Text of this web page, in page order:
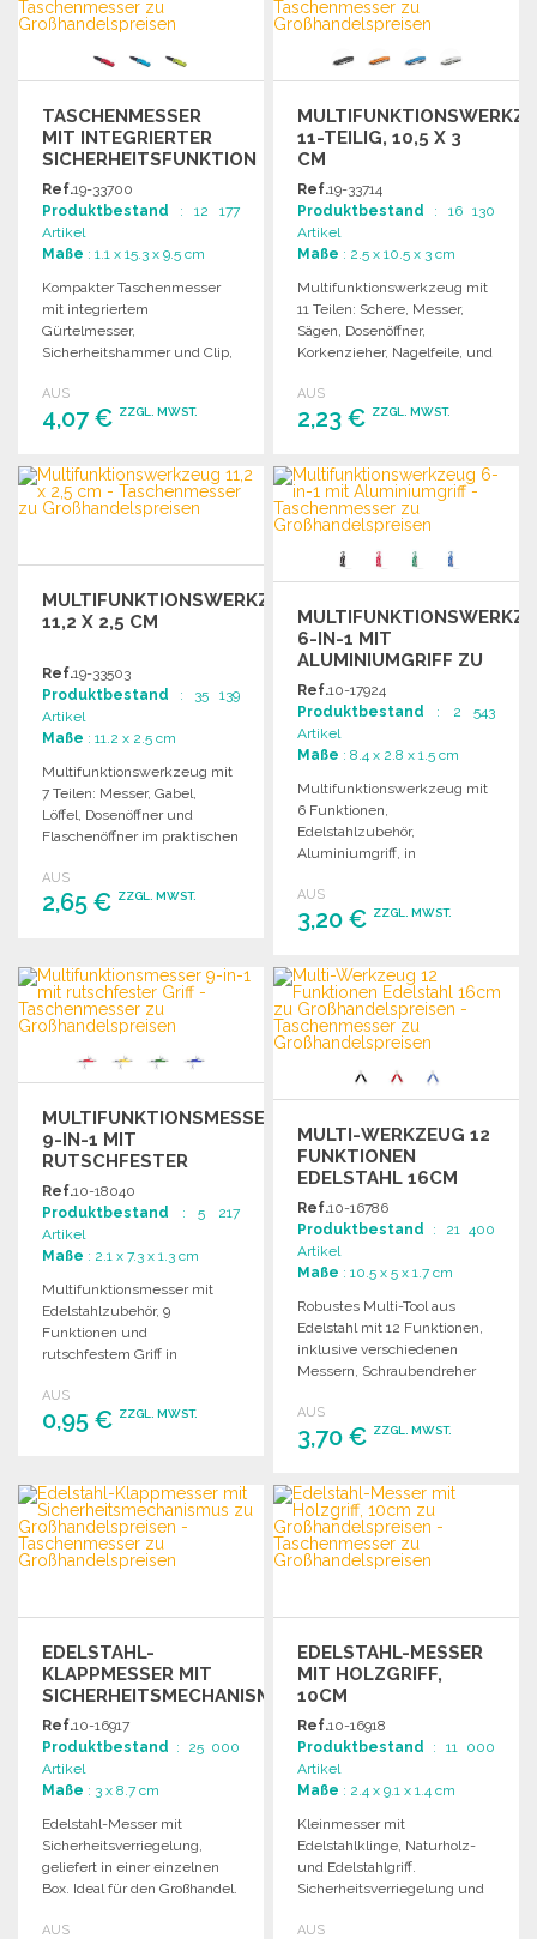
TASCHENMESSER
MIT INTEGRIERTER
SICHERHEITSFUNKTION
15,3 CM
Ref.19-33700
Produktbestand : 12 177
Artikel
Maße : 1.1 x 15.3 x 9.5 cm
Kompakter Taschenmesser
mit integriertem
Gürtelmesser,
Sicherheitshammer und Clip,
Geschenkbox. Maße: 15,3 x 9,5
x 1,1 cm.
AUS
4,07 € ZZGL. MWST.
BESTELLEN
Angebot anfordern
11-TEILIG, 10,5 X 3
CM
Ref.19-33714
Produktbestand : 16 130
Artikel
Maße : 2.5 x 10.5 x 3 cm
Multifunktionswerkzeug mit
11 Teilen: Schere, Messer,
Sägen, Dosenöffner,
Korkenzieher, Nagelfeile, und
AUS
2,23 € ZZGL. MWST.
BESTELLEN
Angebot anfordern
MULTIFUNKTIONSWERKZEUG
11,2 X 2,5 CM
Ref.19-33503
Produktbestand : 35 139
Artikel
Maße : 11.2 x 2.5 cm
Multifunktionswerkzeug mit
7 Teilen: Messer, Gabel,
Löffel, Dosenöffner und
Flaschenöffner im praktischen
AUS
2,65 € ZZGL. MWST.
Angebot anfordern
6-IN-1 MIT
ALUMINIUMGRIFF ZU
GROSSHANDELSPREISEN
Ref.10-17924
Produktbestand : 2 543
Artikel
Maße : 8.4 x 2.8 x 1.5 cm
Multifunktionswerkzeug mit
6 Funktionen,
Edelstahlzubehör,
Aluminiumgriff, in
eleganter Box präsentiert.
AUS
3,20 € ZZGL. MWST.
BESTELLEN
Angebot anfordern
MULTIFUNKTIONSMESSER
9-IN-1 MIT
RUTSCHFESTER
GRIFF
Ref.10-18040
Produktbestand : 5 217
Artikel
Maße : 2.1 x 7.3 x 1.3 cm
Multifunktionsmesser mit
Edelstahlzubehör, 9
Funktionen und
rutschfestem Griff in
Einzelverpackung präsentiert.
AUS
0,95 € ZZGL. MWST.
Angebot anfordern
MULTI-WERKZEUG 12
FUNKTIONEN
EDELSTAHL 16CM
Ref.10-16786
Produktbestand : 21 400
Artikel
Maße : 10.5 x 5 x 1.7 cm
Robustes Multi-Tool aus
Edelstahl mit 12 Funktionen,
inklusive verschiedenen
Messern, Schraubendreher
stabilen Etui.
AUS
3,70 € ZZGL. MWST.
BESTELLEN
Angebot anfordern
EDELSTAHL-
KLAPPMESSER MIT
SICHERHEITSMECHANISMUS
Ref.10-16917
Produktbestand : 25 000
Artikel
Maße : 3 x 8.7 cm
Edelstahl-Messer mit
Sicherheitsverriegelung,
geliefert in einer einzelnen
Box. Ideal für den Großhandel.
AUS
EDELSTAHL-MESSER
MIT HOLZGRIFF,
10CM
Ref.10-16918
Produktbestand : 11 000
Artikel
Maße : 2.4 x 9.1 x 1.4 cm
Kleinmesser mit
Edelstahlklinge, Naturholz-
und Edelstahlgriff.
Sicherheitsverriegelung und
Einzelverpackt.
AUS